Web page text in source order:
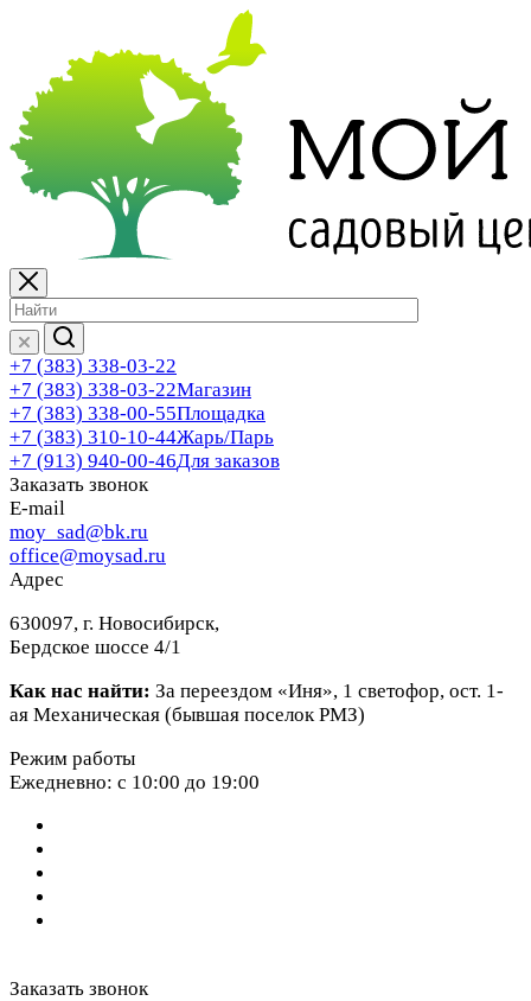
+7 (383) 338-03-22
+7 (383) 338-03-22Магазин
+7 (383) 338-00-55Площадка
+7 (383) 310-10-44Жарь/Парь
+7 (913) 940-00-46Для заказов
Заказать звонок
E-mail
moy_sad@bk.ru
office@moysad.ru
Адрес
630097, г. Новосибирск,
Бердское шоссе 4/1
Как нас найти: За переездом «Иня», 1 светофор, ост. 1-
ая Механическая (бывшая поселок РМЗ)
Режим работы
Ежедневно: с 10:00 до 19:00
Заказать звонок